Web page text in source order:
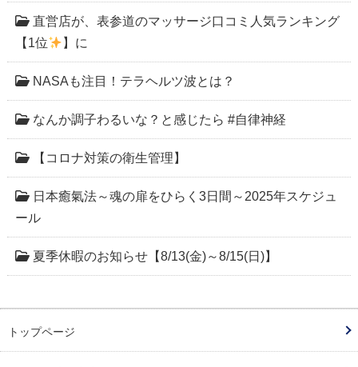
直営店が、表参道のマッサージ口コミ人気ランキング
【1位
】に
NASAも注目！テラヘルツ波とは？
なんか調子わるいな？と感じたら #自律神経
【コロナ対策の衛生管理】
日本癒氣法～魂の扉をひらく3日間～2025年スケジュ
ール
夏季休暇のお知らせ【8/13(金)～8/15(日)】
トップページ